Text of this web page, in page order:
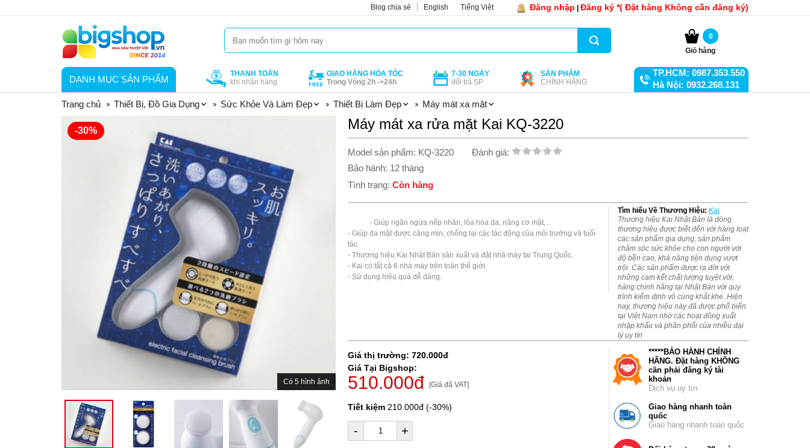
Đăng nhập Đăng ký *( Đặt hàng Không cần đăng ký)
Blog chia sẻ English Tiếng Việt
0
Giỏ hàng
DANH MỤC SẢN PHẨM
THANH TOÁN
khi nhận hàng
GIAO HÀNG HỎA TỐC
Trong Vòng 2h ->24h
7-30 NGÀY
đổi trả SP
SẢN PHẨM
CHÍNH HÃNG
TP.HCM: 0987.353.550
Hà Nội: 0932.268.131
Trang chủ
Thiết Bị, Đồ Gia Dụng Sức Khỏe Và Làm Đẹp Thiết Bị Làm Đẹp Máy mát xa mặt
-30%
Có 5 hình ảnh
Máy mát xa rửa mặt Kai KQ-3220
Model sản phẩm: KQ-3220
Đánh giá:
Bảo hành: 12 tháng
Tình trạng: Còn hàng
- Giúp da mặt được căng mịn, chống lại các tác động của môi trường và tuổi
tác.
- Thương hiệu Kai Nhật Bản sản xuất và đặt nhà máy tại Trung Quốc.
- Kai có tất cả 6 nhà máy trên toàn thế giới
- Sử dụng hiệu quả dễ dàng.
Tìm hiểu Về Thương Hiệu: Kai
Thương hiệu Kai Nhật Bản là dòng
thương hiệu được biết đến với hàng loạt
các sản phẩm gia dụng, sản phẩm
chăm sóc sức khỏe cho con người với
độ bền cao, khả năng tiện dụng vượt
trội. Các sản phẩm được ra đời với
những cam kết chất lượng tuyệt vời,
hàng chính hãng tại Nhật Bản với quy
trình kiểm định vô cùng khắt khe. Hiện
nay, thương hiệu này đã được phổ biến
tại Việt Nam nhờ các hoạt đông xuất
nhập khẩu và phân phối của nhiều đại
lý uy tín
Giá thị trường: 720.000đ
Giá Tại Bigshop:
510.000đ [Giá đã VAT]
Tiết kiệm 210.000đ (-30%)
- +
*****BẢO HÀNH CHÍNH
HÃNG. Đặt hàng KHÔNG
cần phải đăng ký tài
khoản
Dịch vụ uy tín
Giao hàng nhanh toàn
quốc
Giao hàng nhanh toàn quốc